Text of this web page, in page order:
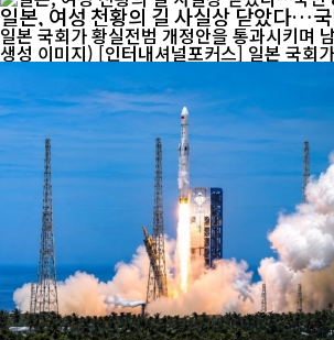
일본, 여성 천황의 길 사실상 닫았다…
일본 국회가 황실전범 개정안을 통과시키며
생성 이미지) [인터내셔널포커스] 일